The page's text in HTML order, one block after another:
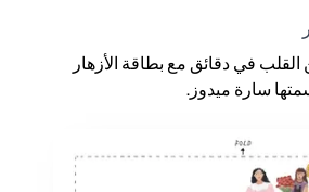
في دقائق مع بطاقة الأزهار
سارة ميدوز.
عليك سوى الطباعة والطي والتوقيع
والجيران والمدربين ومقدمي